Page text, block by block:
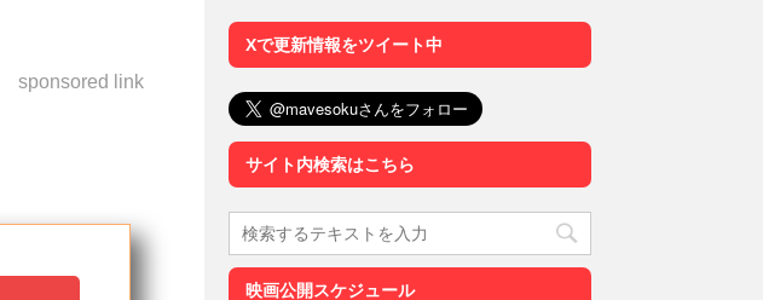
sponsored link
Xで更新情報をツイート中
サイト内検索はこちら
映画公開スケジュール